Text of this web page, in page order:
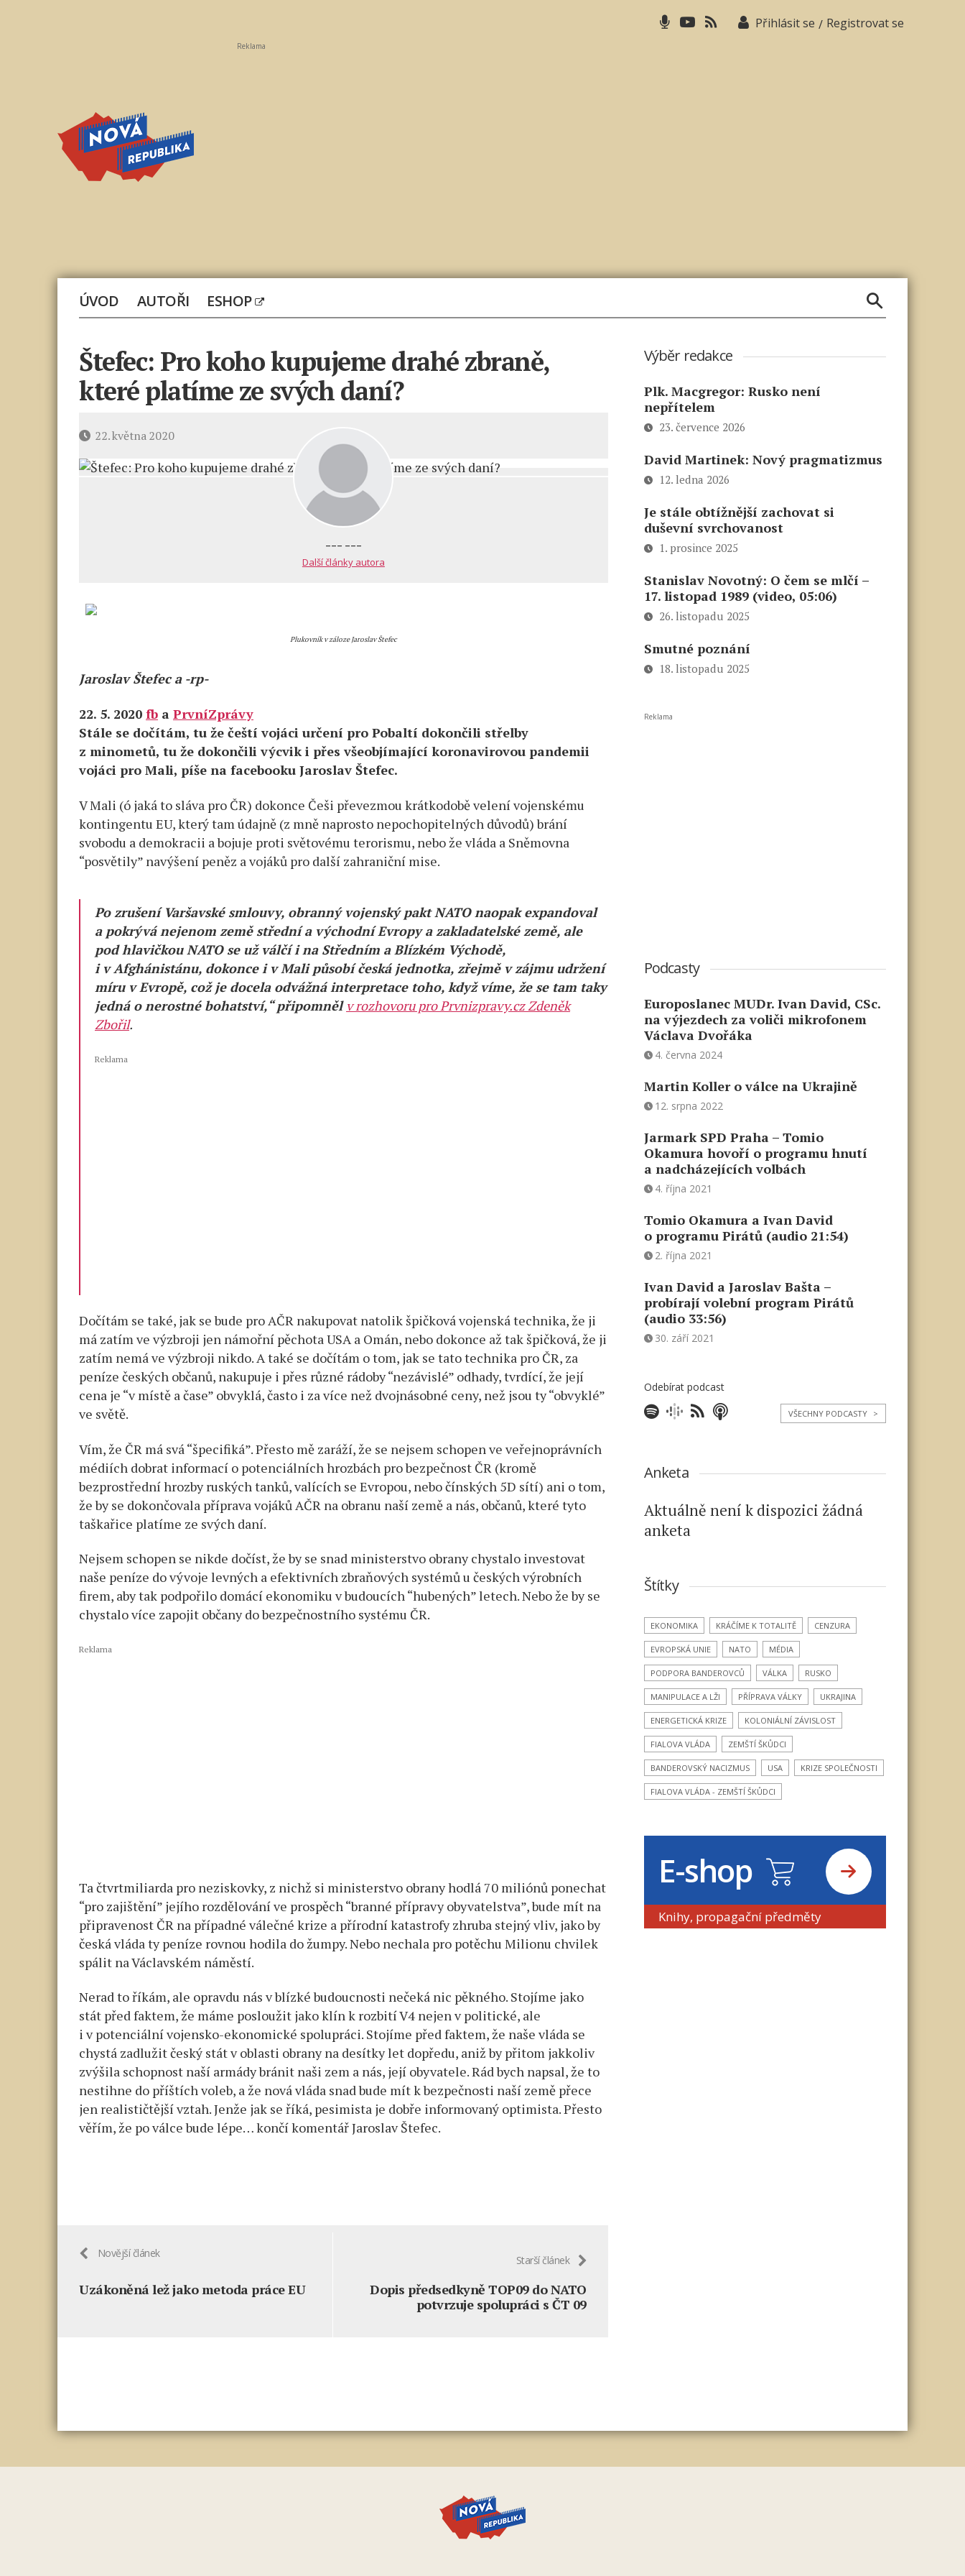
Přihlásit se / Registrovat se
Reklama
ÚVOD AUTOŘI ESHOP
Štefec: Pro koho kupujeme drahé zbraně,
které platíme ze svých daní?
Datum22. května 2020
--- ---
Další články autora
Plukovník v záloze Jaroslav Štefec
Jaroslav Štefec a -rp-
22. 5. 2020 fb a PrvníZprávy
Stále se dočítám, tu že čeští vojáci určení pro Pobaltí dokončili střelby
z minometů, tu že dokončili výcvik i přes všeobjímající koronavirovou pandemii
vojáci pro Mali, píše na facebooku Jaroslav Štefec.
V Mali (ó jaká to sláva pro ČR) dokonce Češi převezmou krátkodobě velení vojenskému
kontingentu EU, který tam údajně (z mně naprosto nepochopitelných důvodů) brání
svobodu a demokracii a bojuje proti světovému terorismu, nebo že vláda a Sněmovna
“posvětily” navýšení peněz a vojáků pro další zahraniční mise.
Po zrušení Varšavské smlouvy, obranný vojenský pakt NATO naopak expandoval
a pokrývá nejenom země střední a východní Evropy a zakladatelské země, ale
pod hlavičkou NATO se už válčí i na Středním a Blízkém Východě,
i v Afghánistánu, dokonce i v Mali působí česká jednotka, zřejmě v zájmu udržení
míru v Evropě, což je docela odvážná interpretace toho, když víme, že se tam taky
jedná o nerostné bohatství,“ připomněl v rozhovoru pro Prvnizpravy.cz Zdeněk
Zbořil.
Reklama
Dočítám se také, jak se bude pro AČR nakupovat natolik špičková vojenská technika, že ji
má zatím ve výzbroji jen námořní pěchota USA a Omán, nebo dokonce až tak špičková, že ji
zatím nemá ve výzbroji nikdo. A také se dočítám o tom, jak se tato technika pro ČR, za
peníze českých občanů, nakupuje i přes různé rádoby “nezávislé” odhady, tvrdící, že její
cena je “v místě a čase” obvyklá, často i za více než dvojnásobné ceny, než jsou ty “obvyklé”
ve světě.
Vím, že ČR má svá “špecifiká”. Přesto mě zaráží, že se nejsem schopen ve veřejnoprávních
médiích dobrat informací o potenciálních hrozbách pro bezpečnost ČR (kromě
bezprostřední hrozby ruských tanků, valících se Evropou, nebo čínských 5D sítí) ani o tom,
že by se dokončovala příprava vojáků AČR na obranu naší země a nás, občanů, které tyto
taškařice platíme ze svých daní.
Nejsem schopen se nikde dočíst, že by se snad ministerstvo obrany chystalo investovat
naše peníze do vývoje levných a efektivních zbraňových systémů u českých výrobních
firem, aby tak podpořilo domácí ekonomiku v budoucích “hubených” letech. Nebo že by se
chystalo více zapojit občany do bezpečnostního systému ČR.
Reklama
Ta čtvrtmiliarda pro neziskovky, z nichž si ministerstvo obrany hodlá 70 miliónů ponechat
“pro zajištění” jejího rozdělování ve prospěch “branné přípravy obyvatelstva”, bude mít na
připravenost ČR na případné válečné krize a přírodní katastrofy zhruba stejný vliv, jako by
česká vláda ty peníze rovnou hodila do žumpy. Nebo nechala pro potěchu Milionu chvilek
spálit na Václavském náměstí.
Nerad to říkám, ale opravdu nás v blízké budoucnosti nečeká nic pěkného. Stojíme jako
stát před faktem, že máme posloužit jako klín k rozbití V4 nejen v politické, ale
i v potenciální vojensko-ekonomické spolupráci. Stojíme před faktem, že naše vláda se
chystá zadlužit český stát v oblasti obrany na desítky let dopředu, aniž by přitom jakkoliv
zvýšila schopnost naší armády bránit naši zem a nás, její obyvatele. Rád bych napsal, že to
nestihne do příštích voleb, a že nová vláda snad bude mít k bezpečnosti naší země přece
jen realističtější vztah. Jenže jak se říká, pesimista je dobře informovaný optimista. Přesto
věřím, že po válce bude lépe… končí komentář Jaroslav Štefec.
Novější článek
Uzákoněná lež jako metoda práce EU
Starší článek
Dopis předsedkyně TOP09 do NATO
potvrzuje spolupráci s ČT 09
Výběr redakce
Plk. Macgregor: Rusko není
nepřítelem
23. července 2026
David Martinek: Nový pragmatizmus
12. ledna 2026
Je stále obtížnější zachovat si
duševní svrchovanost
1. prosince 2025
Stanislav Novotný: O čem se mlčí –
17. listopad 1989 (video, 05:06)
26. listopadu 2025
Smutné poznání
18. listopadu 2025
Reklama
Podcasty
Europoslanec MUDr. Ivan David, CSc.
na výjezdech za voliči mikrofonem
Václava Dvořáka
4. června 2024
Martin Koller o válce na Ukrajině
12. srpna 2022
Jarmark SPD Praha – Tomio
Okamura hovoří o programu hnutí
a nadcházejících volbách
4. října 2021
Tomio Okamura a Ivan David
o programu Pirátů (audio 21:54)
2. října 2021
Ivan David a Jaroslav Bašta –
probírají volební program Pirátů
(audio 33:56)
30. září 2021
Odebírat podcast
VŠECHNY PODCASTY >
Anketa
Aktuálně není k dispozici žádná
anketa
Štítky
EKONOMIKA KRÁČÍME K TOTALITĚ CENZURA
EVROPSKÁ UNIE NATO MÉDIA
PODPORA BANDEROVCŮ VÁLKA RUSKO
MANIPULACE A LŽI PŘÍPRAVA VÁLKY UKRAJINA
ENERGETICKÁ KRIZE KOLONIÁLNÍ ZÁVISLOST
FIALOVA VLÁDA ZEMŠTÍ ŠKŮDCI
BANDEROVSKÝ NACIZMUS USA KRIZE SPOLEČNOSTI
FIALOVA VLÁDA - ZEMŠTÍ ŠKŮDCI
E-shop
Knihy, propagační předměty